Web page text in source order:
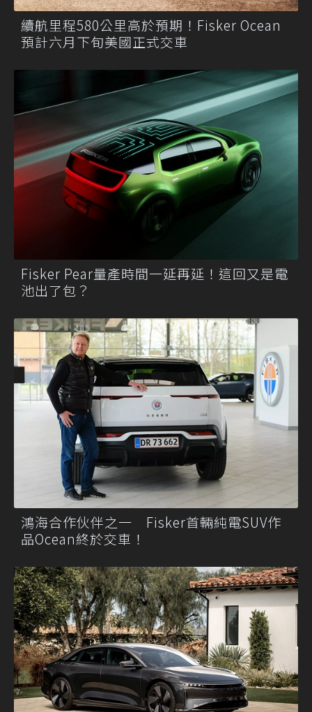
續航里程580公里高於預期！Fisker Ocean
預計六月下旬美國正式交車
Fisker Pear量產時間一延再延！這回又是電
池出了包？
鴻海合作伙伴之一 Fisker首輛純電SUV作
品Ocean終於交車！